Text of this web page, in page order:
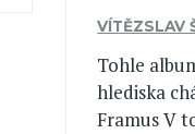
VÍTĚZSLAV
Tohle
hlediska
Framus V